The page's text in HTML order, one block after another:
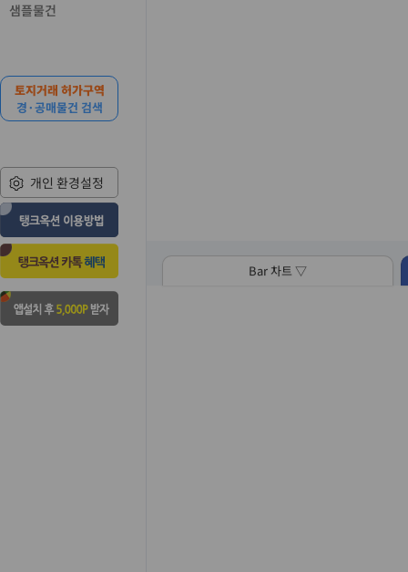
샘플물건
토지거래 허가구역
경·공매물건 검색
개인 환경설정
Bar 차트